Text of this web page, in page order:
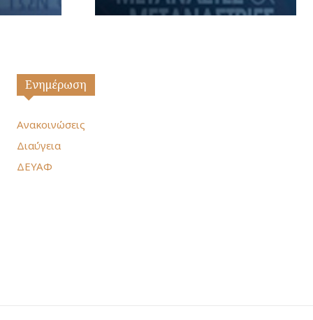
Ενημέρωση
Ανακοινώσεις
Διαύγεια
ΔΕΥΑΦ